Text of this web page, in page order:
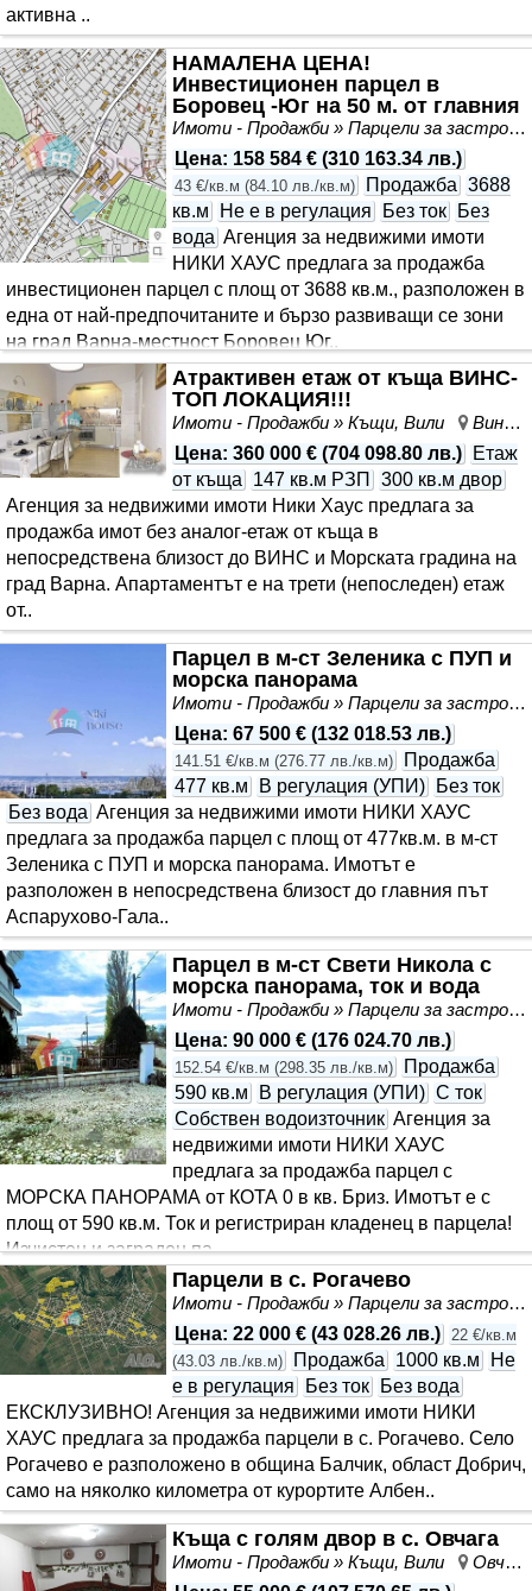
активна ..
НАМАЛЕНА ЦЕНА!
Инвестиционен парцел в
Боровец -Юг на 50 м. от главния
път
Имоти - Продажби » Парцели за застрояване, Инвестиционни проекти
Цена: 158 584 € (310 163.34 лв.)
43 €/кв.м (84.10 лв./кв.м) Продажба 3688
кв.м
Не е в регулация Без ток
Без
вода Агенция за недвижими имоти
НИКИ ХАУС предлага за продажба
инвестиционен парцел с площ от 3688 кв.м., разположен в
една от най-предпочитаните и бързо развиващи се зони
на град Варна-местност Боровец Юг..
Атрактивен етаж от къща ВИНС-
ТОП ЛОКАЦИЯ!!!
Имоти - Продажби » Къщи, Вили
Винс, Варна, област Варна
Цена: 360 000 € (704 098.80 лв.)
Етаж
от къща
147 кв.м РЗП
300 кв.м двор
Агенция за недвижими имоти Ники Хаус предлага за
продажба имот без аналог-етаж от къща в
непосредствена близост до ВИНС и Морската градина на
град Варна. Апартаментът е на трети (непоследен) етаж
от..
Парцел в м-ст Зеленика с ПУП и
морска панорама
Имоти - Продажби » Парцели за застрояване, Инвестиционни проекти
Цена: 67 500 € (132 018.53 лв.)
141.51 €/кв.м (276.77 лв./кв.м)
Продажба
477 кв.м
В регулация (УПИ)
Без ток
Без вода Агенция за недвижими имоти НИКИ ХАУС
предлага за продажба парцел с площ от 477кв.м. в м-ст
Зеленика с ПУП и морска панорама. Имотът е
разположен в непосредствена близост до главния път
Аспарухово-Гала..
Парцел в м-ст Свети Никола с
морска панорама, ток и вода
Имоти - Продажби » Парцели за застрояване, Инвестиционни проекти
Цена: 90 000 € (176 024.70 лв.)
152.54 €/кв.м (298.35 лв./кв.м)
Продажба
590 кв.м
В регулация (УПИ) С ток
Собствен водоизточник Агенция за
недвижими имоти НИКИ ХАУС
предлага за продажба парцел с
МОРСКА ПАНОРАМА от КОТА 0 в кв. Бриз. Имотът е с
площ от 590 кв.м. Ток и регистриран кладенец в парцела!
Изчистен и заграден па..
Парцели в с. Рогачево
Имоти - Продажби » Парцели за застрояване, Инвестиционни проекти
Цена: 22 000 € (43 028.26 лв.)
22 €/кв.м
(43.03 лв./кв.м) Продажба 1000 кв.м
Не
е в регулация
Без ток
Без вода
ЕКСКЛУЗИВНО! Агенция за недвижими имоти НИКИ
ХАУС предлага за продажба парцели в с. Рогачево. Село
Рогачево е разположено в община Балчик, област Добрич,
само на няколко километра от курортите Албен..
Къща с голям двор в с. Овчага
Имоти - Продажби » Къщи, Вили
Овчага, област Варна